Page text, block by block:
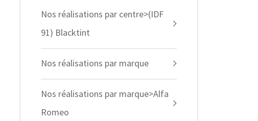
Nos réalisations par centre>(IDF
91) Blacktint
Nos réalisations par marque
Nos réalisations par marque>Alfa
Romeo